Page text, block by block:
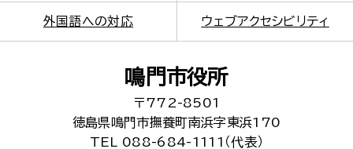
外国語への対応 ウェブアクセシビリティ
鳴門市役所
〒772-8501
徳島県鳴門市撫養町南浜字東浜170
TEL 088-684-1111（代表）